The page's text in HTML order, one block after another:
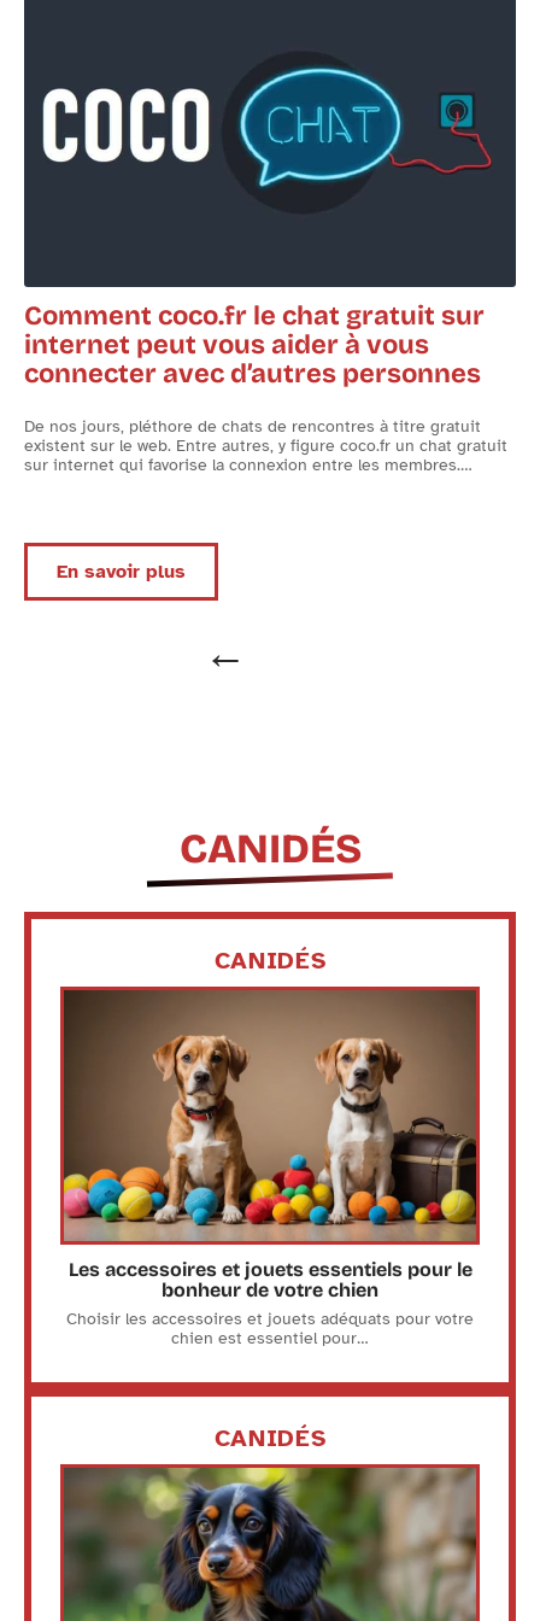
Que mangent les kangourous ?
Comment coco.fr le chat gratuit sur
internet peut vous aider à vous
connecter avec d’autres personnes
De nos jours, pléthore de chats de rencontres à titre gratuit
existent sur le web. Entre autres, y figure coco.fr un chat gratuit
sur internet qui favorise la connexion entre les membres.…
En savoir plus
CANIDÉS
CANIDÉS
Les accessoires et jouets essentiels pour le
bonheur de votre chien
Choisir les accessoires et jouets adéquats pour votre
chien est essentiel pour…
CANIDÉS